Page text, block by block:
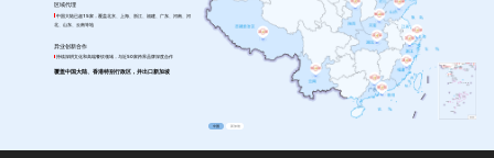
区域代理
中国大陆已超15家，覆盖北京、上海、浙江、福建、广东、河南、河
北、山东、云南等地
异业创新合作
持续深耕文化和高端餐饮领域，与近50家跨界品牌深度合作
覆盖中国大陆、香港特别行政区，并出口新加坡
中国 新加坡